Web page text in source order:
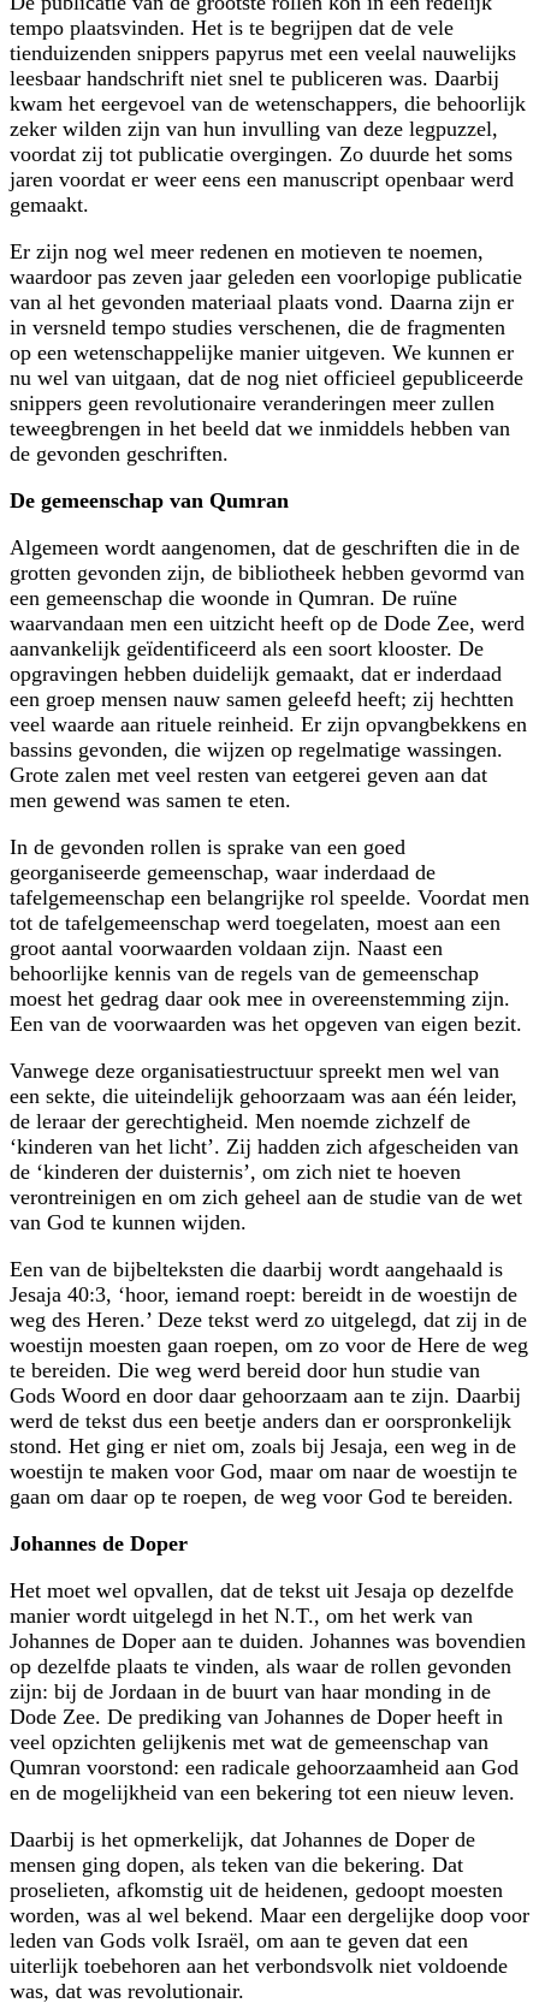
tempo plaatsvinden. Het is te begrijpen dat de vele
tienduizenden snippers papyrus met een veelal nauwelijks
leesbaar handschrift niet snel te publiceren was. Daarbij
kwam het eergevoel van de wetenschappers, die behoorlijk
zeker wilden zijn van hun invulling van deze legpuzzel,
voordat zij tot publicatie overgingen. Zo duurde het soms
jaren voordat er weer eens een manuscript openbaar werd
gemaakt.
Er zijn nog wel meer redenen en motieven te noemen,
waardoor pas zeven jaar geleden een voorlopige publicatie
van al het gevonden materiaal plaats vond. Daarna zijn er
in versneld tempo studies verschenen, die de fragmenten
op een wetenschappelijke manier uitgeven. We kunnen er
nu wel van uitgaan, dat de nog niet officieel gepubliceerde
snippers geen revolutionaire veranderingen meer zullen
teweegbrengen in het beeld dat we inmiddels hebben van
de gevonden geschriften.
De gemeenschap van Qumran
Algemeen wordt aangenomen, dat de geschriften die in de
grotten gevonden zijn, de bibliotheek hebben gevormd van
een gemeenschap die woonde in Qumran. De ruïne
waarvandaan men een uitzicht heeft op de Dode Zee, werd
aanvankelijk geïdentificeerd als een soort klooster. De
opgravingen hebben duidelijk gemaakt, dat er inderdaad
een groep mensen nauw samen geleefd heeft; zij hechtten
veel waarde aan rituele reinheid. Er zijn opvangbekkens en
bassins gevonden, die wijzen op regelmatige wassingen.
Grote zalen met veel resten van eetgerei geven aan dat
men gewend was samen te eten.
In de gevonden rollen is sprake van een goed
georganiseerde gemeenschap, waar inderdaad de
tafelgemeenschap een belangrijke rol speelde. Voordat men
tot de tafelgemeenschap werd toegelaten, moest aan een
groot aantal voorwaarden voldaan zijn. Naast een
behoorlijke kennis van de regels van de gemeenschap
moest het gedrag daar ook mee in overeenstemming zijn.
Een van de voorwaarden was het opgeven van eigen bezit.
Vanwege deze organisatiestructuur spreekt men wel van
een sekte, die uiteindelijk gehoorzaam was aan één leider,
de leraar der gerechtigheid. Men noemde zichzelf de
‘kinderen van het licht’. Zij hadden zich afgescheiden van
de ‘kinderen der duisternis’, om zich niet te hoeven
verontreinigen en om zich geheel aan de studie van de wet
van God te kunnen wijden.
Een van de bijbelteksten die daarbij wordt aangehaald is
Jesaja 40:3, ‘hoor, iemand roept: bereidt in de woestijn de
weg des Heren.’ Deze tekst werd zo uitgelegd, dat zij in de
woestijn moesten gaan roepen, om zo voor de Here de weg
te bereiden. Die weg werd bereid door hun studie van
Gods Woord en door daar gehoorzaam aan te zijn. Daarbij
werd de tekst dus een beetje anders dan er oorspronkelijk
stond. Het ging er niet om, zoals bij Jesaja, een weg in de
woestijn te maken voor God, maar om naar de woestijn te
gaan om daar op te roepen, de weg voor God te bereiden.
Johannes de Doper
Het moet wel opvallen, dat de tekst uit Jesaja op dezelfde
manier wordt uitgelegd in het N.T., om het werk van
Johannes de Doper aan te duiden. Johannes was bovendien
op dezelfde plaats te vinden, als waar de rollen gevonden
zijn: bij de Jordaan in de buurt van haar monding in de
Dode Zee. De prediking van Johannes de Doper heeft in
veel opzichten gelijkenis met wat de gemeenschap van
Qumran voorstond: een radicale gehoorzaamheid aan God
en de mogelijkheid van een bekering tot een nieuw leven.
Daarbij is het opmerkelijk, dat Johannes de Doper de
mensen ging dopen, als teken van die bekering. Dat
proselieten, afkomstig uit de heidenen, gedoopt moesten
worden, was al wel bekend. Maar een dergelijke doop voor
leden van Gods volk Israël, om aan te geven dat een
uiterlijk toebehoren aan het verbondsvolk niet voldoende
was, dat was revolutionair.